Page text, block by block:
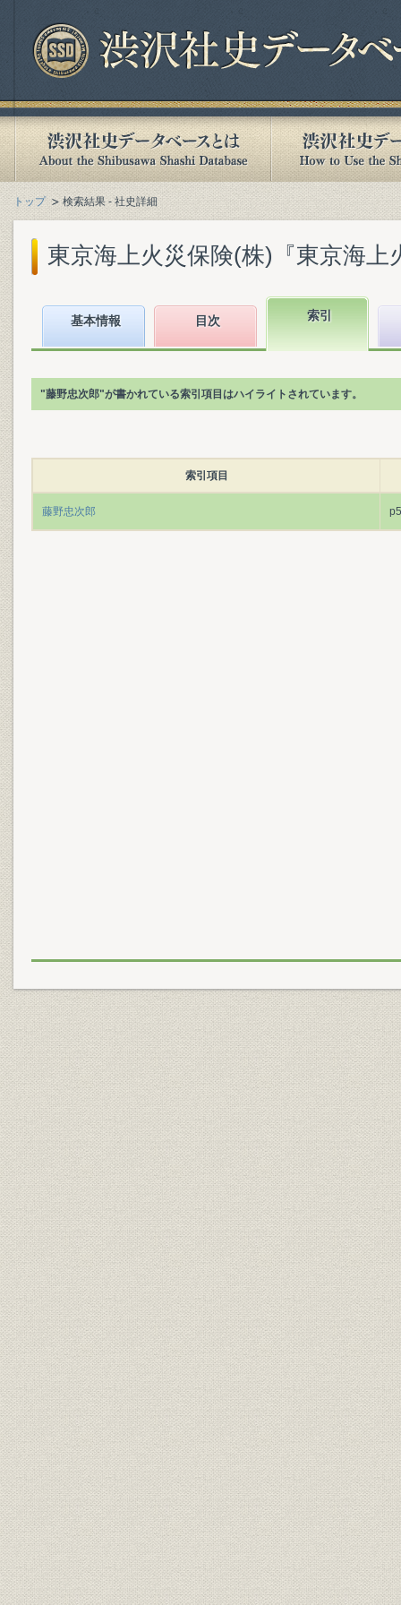
トップ 検索結果 - 社史詳細
東京海上火災保険(株)『東京海
基本情報 目次 索引
"藤野忠次郎"が書かれている索引項目はハイライトされています。
索引項目
藤野忠次郎